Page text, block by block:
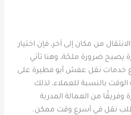
من مكان إلى آخر، فإن اختيار
ضرورة ملحّة، وهنا تأتي
خدمات نقل عفش أبو فطيرة على
بالنسبة للعملاء، لذلك
من العمالة المدربة
طلب نقل في أسرع وقت ممكن.